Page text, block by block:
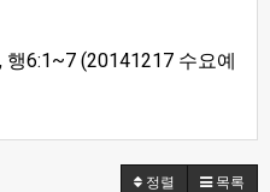
행6:1~7 (20141217 수요예
정렬 목록